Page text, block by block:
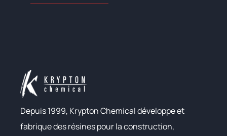
Depuis 1999, Krypton Chemical développe et
fabrique des résines pour la construction,